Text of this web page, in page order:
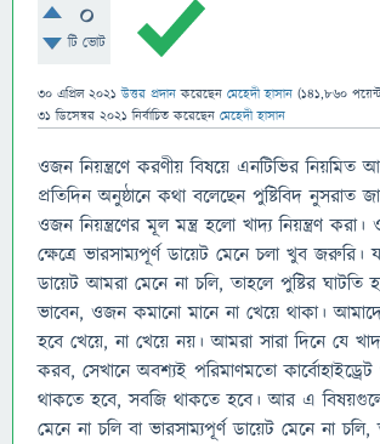
0
টি ভোট
30 এপ্রিল 2021 উত্তর প্রদান করেছেন মেহেদী হাসান (141,860
31 ডিসেম্বর 2021 নির্বাচিত করেছেন মেহেদী হাসান
ওজন নিয়ন্ত্রণে করণীয় বিষয়ে এনটিভির নিয়মিত
প্রতিদিন অনুষ্ঠানে কথা বলেছেন পুষ্টিবিদ নুসরাত
ওজন নিয়ন্ত্রণের মূল মন্ত্র হলো খাদ্য নিয়ন্ত্রণ করা।
ক্ষেত্রে ভারসাম্যপূর্ণ ডায়েট মেনে চলা খুব জরুরি।
ডায়েট আমরা মেনে না চলি, তাহলে পুষ্টির ঘাটতি
ভাবেন, ওজন কমানো মানে না খেয়ে থাকা।
হবে খেয়ে, না খেয়ে নয়। আমরা সারা দিনে যে
করব, সেখানে অবশ্যই পরিমাণমতো
থাকতে হবে, সবজি থাকতে হবে। আর এ
মেনে না চলি বা ভারসাম্যপূর্ণ ডায়েট মেনে না